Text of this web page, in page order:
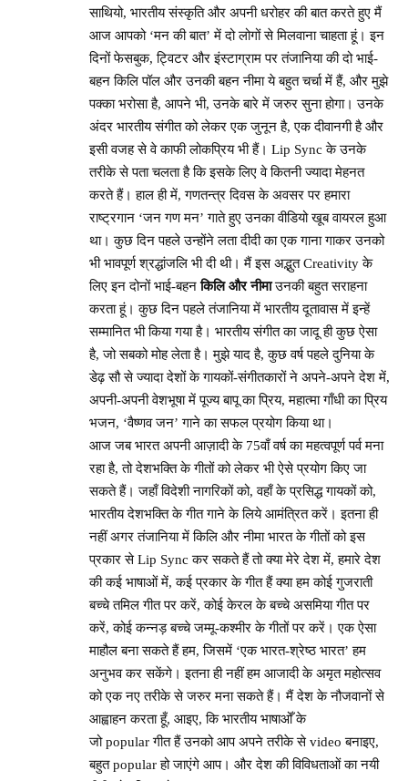
साथियो, भारतीय संस्कृति और अपनी धरोहर की बात करते हुए मैं
आज आपको ‘मन की बात’ में दो लोगों से मिलवाना चाहता हूं। इन
दिनों फेसबुक, ट्विटर और इंस्टाग्राम पर तंजानिया की दो भाई-
बहन किलि पॉल और उनकी बहन नीमा ये बहुत चर्चा में हैं, और मुझे
पक्का भरोसा है, आपने भी, उनके बारे में जरुर सुना होगा। उनके
अंदर भारतीय संगीत को लेकर एक जुनून है, एक दीवानगी है और
इसी वजह से वे काफी लोकप्रिय भी हैं। Lip Sync के उनके
तरीके से पता चलता है कि इसके लिए वे कितनी ज्यादा मेहनत
करते हैं। हाल ही में, गणतन्त्र दिवस के अवसर पर हमारा
राष्ट्रगान ‘जन गण मन’ गाते हुए उनका वीडियो खूब वायरल हुआ
था। कुछ दिन पहले उन्होंने लता दीदी का एक गाना गाकर उनको
भी भावपूर्ण श्रद्धांजलि भी दी थी। मैं इस अद्भुत Creativity के
लिए इन दोनों भाई-बहनकिलि और नीमाउनकी बहुत सराहना
करता हूं। कुछ दिन पहले तंजानिया में भारतीय दूतावास में इन्हें
सम्मानित भी किया गया है। भारतीय संगीत का जादू ही कुछ ऐसा
है, जो सबको मोह लेता है। मुझे याद है, कुछ वर्ष पहले दुनिया के
डेढ़ सौ से ज्यादा देशों के गायकों-संगीतकारों ने अपने-अपने देश में,
अपनी-अपनी वेशभूषा में पूज्य बापू का प्रिय, महात्मा गाँधी का प्रिय
भजन, ‘वैष्णव जन’ गाने का सफल प्रयोग किया था।
आज जब भारत अपनी आज़ादी के 75वाँ वर्ष का महत्वपूर्ण पर्व मना
रहा है, तो देशभक्ति के गीतों को लेकर भी ऐसे प्रयोग किए जा
सकते हैं। जहाँ विदेशी नागरिकों को, वहाँ के प्रसिद्ध गायकों को,
भारतीय देशभक्ति के गीत गाने के लिये आमंत्रित करें। इतना ही
नहीं अगर तंजानिया में किलि और नीमा भारत के गीतों को इस
प्रकार से Lip Sync कर सकते हैं तो क्या मेरे देश में, हमारे देश
की कई भाषाओं में, कई प्रकार के गीत हैं क्या हम कोई गुजराती
बच्चे तमिल गीत पर करें, कोई केरल के बच्चे असमिया गीत पर
करें, कोई कन्नड़ बच्चे जम्मू-कश्मीर के गीतों पर करें। एक ऐसा
माहौल बना सकते हैं हम, जिसमें ‘एक भारत-श्रेष्ठ भारत’ हम
अनुभव कर सकेंगे। इतना ही नहीं हम आजादी के अमृत महोत्सव
को एक नए तरीके से जरुर मना सकते हैं। मैं देश के नौजवानों से
आह्वाहन करता हूँ, आइए, कि भारतीय भाषाओँ के
जो popular गीत हैं उनको आप अपने तरीके से video बनाइए,
बहुत popular हो जाएंगे आप। और देश की विविधताओं का नयी